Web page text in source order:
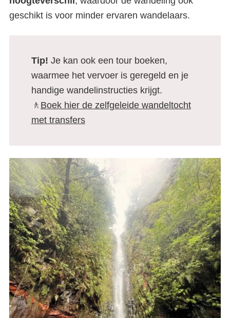
compleet overzicht + onze
favorieten
geschikt is voor minder ervaren wandelaars.
Tip! Je kan ook een tour boeken,
waarmee het vervoer is geregeld en je
handige wandelinstructies krijgt.
🚶 Boek hier de zelfgeleide wandeltocht
met transfers